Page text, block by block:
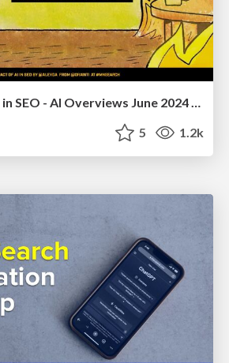
The Impact of AI in SEO - AI Overviews June 2024 Edition
5 1.2k